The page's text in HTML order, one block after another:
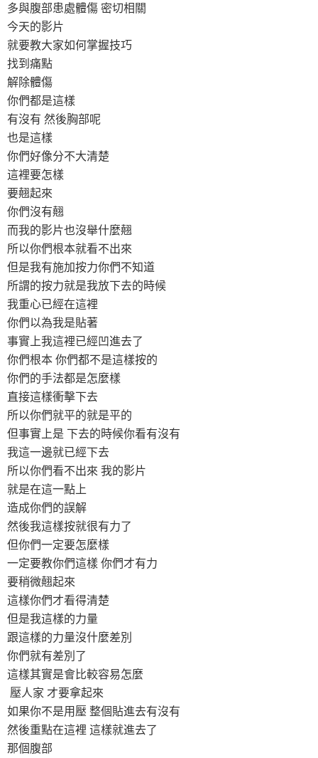
多與腹部患處體傷 密切相關
今天的影片
就要教大家如何掌握技巧
找到痛點
解除體傷
你們都是這樣
有沒有 然後胸部呢
也是這樣
你們好像分不大清楚
這裡要怎樣
要翹起來
你們沒有翹
而我的影片也沒舉什麼翹
所以你們根本就看不出來
但是我有施加按力你們不知道
所謂的按力就是我放下去的時候
我重心已經在這裡
你們以為我是貼著
事實上我這裡已經凹進去了
你們根本 你們都不是這樣按的
你們的手法都是怎麼樣
直接這樣衝擊下去
所以你們就平的就是平的
但事實上是 下去的時候你看有沒有
我這一邊就已經下去
所以你們看不出來 我的影片
就是在這一點上
造成你們的誤解
然後我這樣按就很有力了
但你們一定要怎麼樣
一定要教你們這樣 你們才有力
要稍微翹起來
這樣你們才看得清楚
但是我這樣的力量
跟這樣的力量沒什麼差別
你們就有差別了
這樣其實是會比較容易怎麼
壓人家 才要拿起來
如果你不是用壓 整個貼進去有沒有
然後重點在這裡 這樣就進去了
那個腹部